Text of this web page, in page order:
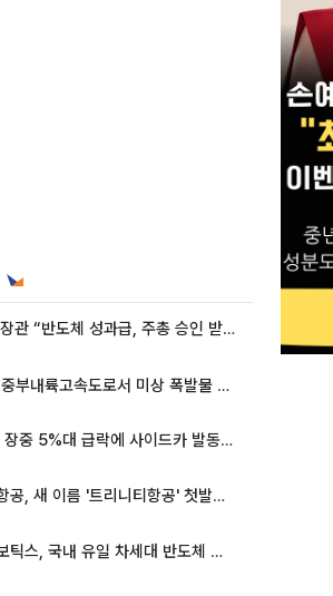
김정관 장관 “반도체 성과급, 주총 승인 받도록”…상법·자본시장법 개정 시사
중부내륙고속도로서 미상 폭발물 발견
코스피, 장중 5%대 급락에 사이드카 발동…삼성·SK 동반 폭락
티웨이항공, 새 이름 '트리니티항공' 첫발…SSC 전략 본격화
라온로보틱스, 국내 유일 차세대 반도체 공정 로봇 개발 ‘고객사 테스트 진행’